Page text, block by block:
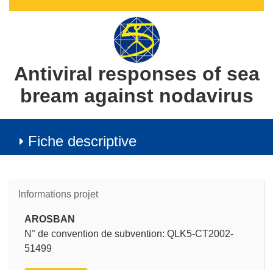
Antiviral responses of sea
bream against nodavirus
Fiche descriptive
Informations projet
AROSBAN
N° de convention de subvention: QLK5-CT2002-
51499